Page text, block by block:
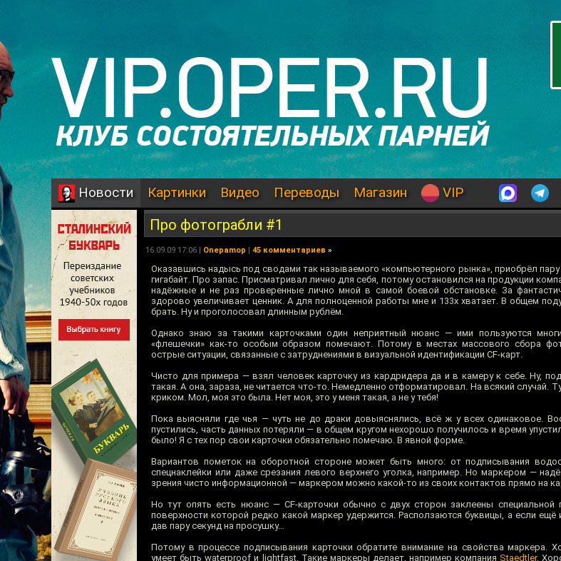
Новости Картинки Видео Переводы Магазин VIP
Про фотограбли #1
16.09.09 17:06 | Onepamop | 45 комментариев »
Оказавшись надысь под сводами так называемого «компьютерного рынка», приобрёл пару
гигабайт. Про запас. Присматривал лично для себя, потому остановился на продукции
надёжные и не раз проверенные лично мной в самой боевой обстановке. За
здорово увеличивает ценник. А для полноценной работы мне и 133х хватает. В общем
брать. Ну и проголосовал длинным рублём.
Однако знаю за такими карточками один неприятный нюанс — ими пользуются
«флешечки» как-то особым образом помечают. Потому в местах массового сбора
острые ситуации, связанные с затруднениями в визуальной идентификации CF-карт.
Чисто для примера — взял человек карточку из кардридера да и в камеру к себе. Ну,
такая. А она, зараза, не читается что-то. Немедленно отформатировал. На всякий случай.
криком. Мол, моя это была. Нет моя, это у меня такая, а не у тебя!
Пока выясняли где чья — чуть не до драки довыяснялись, всё ж у всех одинаковое.
пустились, часть данных потеряли — в общем кругом нехорошо получилось и время
было! Я с тех пор свои карточки обязательно помечаю. В явной форме.
Вариантов пометок на оборотной стороне может быть много: от подписывания
спецнаклейки или даже срезания левого верхнего уголка, например. Но маркером —
зрения чисто информационной — маркером можно какой-то из своих контактов прямо на
Но тут опять есть нюанс — CF-карточки обычно с двух сторон заклеены специальной
поверхности которой редко какой маркер удержится. Расползаются буквицы, а если
дав пару секунд на просушку…
Потому в процессе подписывания карточки обратите внимание на свойства маркера.
умеет быть waterproof и lightfast. Такие маркеры делает, например компанияStaedtler.